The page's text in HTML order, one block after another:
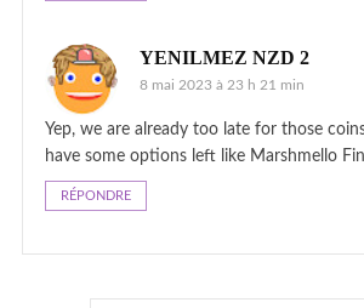
YENILMEZ NZD 2
8 mai 2023 à 23 h 21 min
Yep, we are already too late for those
have some options left like Marshmello
RÉPONDRE